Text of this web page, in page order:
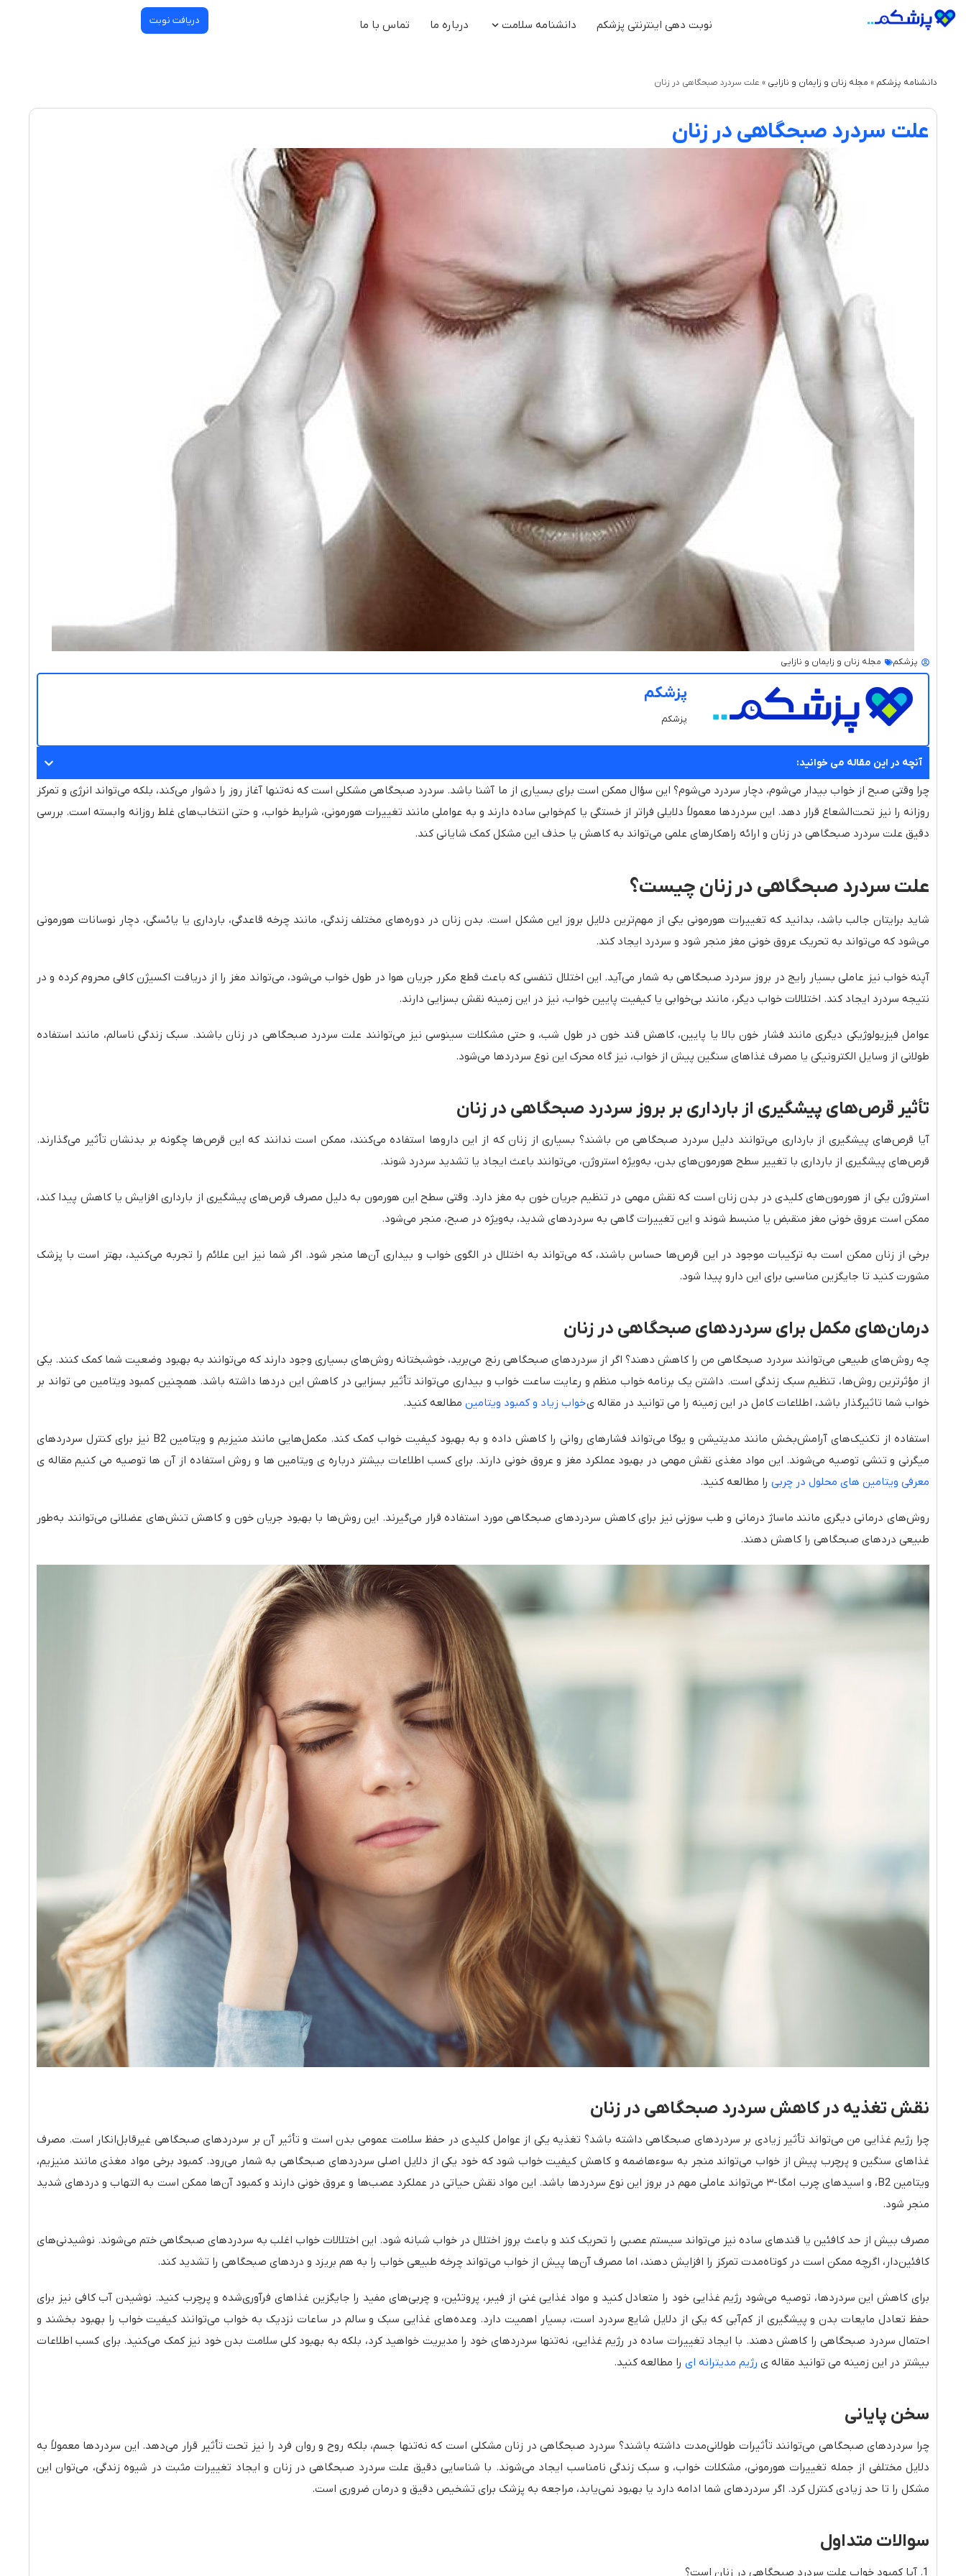
نوبت دهی اینترنتی پزشکم دانشنامه سلامت درباره ما تماس با ما دریافت نوبت
دانشنامه پزشکم » مجله زنان و زایمان و نازایی » علت سردرد صبحگاهی در زنان
علت سردرد صبحگاهی در زنان
پزشکم مجله زنان و زایمان و نازایی
پزشکم
پزشکم
آنچه در این مقاله می خوانید:
چرا وقتی صبح از خواب بیدار می‌شوم، دچار سردرد می‌شوم؟ این سؤال ممکن است برای بسیاری از ما آشنا باشد. سردرد صبحگاهی مشکلی است که نه‌تنها آغاز روز را دشوار می‌کند، بلکه می‌تواند انرژی و تمرکز
روزانه را نیز تحت‌الشعاع قرار دهد. این سردردها معمولاً دلایلی فراتر از خستگی یا کم‌خوابی ساده دارند و به عواملی مانند تغییرات هورمونی، شرایط خواب، و حتی انتخاب‌های غلط روزانه وابسته است. بررسی
دقیق علت سردرد صبحگاهی در زنان و ارائه راهکارهای علمی می‌تواند به کاهش یا حذف این مشکل کمک شایانی کند.
علت سردرد صبحگاهی در زنان چیست؟
شاید برایتان جالب باشد، بدانید که تغییرات هورمونی یکی از مهم‌ترین دلایل بروز این مشکل است. بدن زنان در دوره‌های مختلف زندگی، مانند چرخه قاعدگی، بارداری یا یائسگی، دچار نوسانات هورمونی
می‌شود که می‌تواند به تحریک عروق خونی مغز منجر شود و سردرد ایجاد کند.
آپنه خواب نیز عاملی بسیار رایج در بروز سردرد صبحگاهی به شمار می‌آید. این اختلال تنفسی که باعث قطع مکرر جریان هوا در طول خواب می‌شود، می‌تواند مغز را از دریافت اکسیژن کافی محروم کرده و در
نتیجه سردرد ایجاد کند. اختلالات خواب دیگر، مانند بی‌خوابی یا کیفیت پایین خواب، نیز در این زمینه نقش بسزایی دارند.
عوامل فیزیولوژیکی دیگری مانند فشار خون بالا یا پایین، کاهش قند خون در طول شب، و حتی مشکلات سینوسی نیز می‌توانند علت سردرد صبحگاهی در زنان باشند. سبک زندگی ناسالم، مانند استفاده
طولانی از وسایل الکترونیکی یا مصرف غذاهای سنگین پیش از خواب، نیز گاه محرک این نوع سردردها می‌شود.
تأثیر قرص‌های پیشگیری از بارداری بر بروز سردرد صبحگاهی در زنان
آیا قرص‌های پیشگیری از بارداری می‌توانند دلیل سردرد صبحگاهی من باشند؟ بسیاری از زنان که از این داروها استفاده می‌کنند، ممکن است ندانند که این قرص‌ها چگونه بر بدنشان تأثیر می‌گذارند.
قرص‌های پیشگیری از بارداری با تغییر سطح هورمون‌های بدن، به‌ویژه استروژن، می‌توانند باعث ایجاد یا تشدید سردرد شوند.
استروژن یکی از هورمون‌های کلیدی در بدن زنان است که نقش مهمی در تنظیم جریان خون به مغز دارد. وقتی سطح این هورمون به دلیل مصرف قرص‌های پیشگیری از بارداری افزایش یا کاهش پیدا کند،
ممکن است عروق خونی مغز منقبض یا منبسط شوند و این تغییرات گاهی به سردردهای شدید، به‌ویژه در صبح، منجر می‌شود.
برخی از زنان ممکن است به ترکیبات موجود در این قرص‌ها حساس باشند، که می‌تواند به اختلال در الگوی خواب و بیداری آن‌ها منجر شود. اگر شما نیز این علائم را تجربه می‌کنید، بهتر است با پزشک
مشورت کنید تا جایگزین مناسبی برای این دارو پیدا شود.
درمان‌های مکمل برای سردردهای صبحگاهی در زنان
چه روش‌های طبیعی می‌توانند سردرد صبحگاهی من را کاهش دهند؟ اگر از سردردهای صبحگاهی رنج می‌برید، خوشبختانه روش‌های بسیاری وجود دارند که می‌توانند به بهبود وضعیت شما کمک کنند. یکی
از مؤثرترین روش‌ها، تنظیم سبک زندگی است. داشتن یک برنامه خواب منظم و رعایت ساعت خواب و بیداری می‌تواند تأثیر بسزایی در کاهش این دردها داشته باشد. همچنین کمبود ویتامین می تواند بر
خواب شما تاثیرگذار باشد، اطلاعات کامل در این زمینه را می توانید در مقاله یخواب زیاد و کمبود ویتامین مطالعه کنید.
استفاده از تکنیک‌های آرامش‌بخش مانند مدیتیشن و یوگا می‌تواند فشارهای روانی را کاهش داده و به بهبود کیفیت خواب کمک کند. مکمل‌هایی مانند منیزیم و ویتامین B2 نیز برای کنترل سردردهای
میگرنی و تنشی توصیه می‌شوند. این مواد مغذی نقش مهمی در بهبود عملکرد مغز و عروق خونی دارند. برای کسب اطلاعات بیشتر درباره ی ویتامین ها و روش استفاده از آن ها توصیه می کنیم مقاله ی
معرفی ویتامین های محلول در چربی را مطالعه کنید.
روش‌های درمانی دیگری مانند ماساژ درمانی و طب سوزنی نیز برای کاهش سردردهای صبحگاهی مورد استفاده قرار می‌گیرند. این روش‌ها با بهبود جریان خون و کاهش تنش‌های عضلانی می‌توانند به‌طور
طبیعی دردهای صبحگاهی را کاهش دهند.
نقش تغذیه در کاهش سردرد صبحگاهی در زنان
چرا رژیم غذایی من می‌تواند تأثیر زیادی بر سردردهای صبحگاهی داشته باشد؟ تغذیه یکی از عوامل کلیدی در حفظ سلامت عمومی بدن است و تأثیر آن بر سردردهای صبحگاهی غیرقابل‌انکار است. مصرف
غذاهای سنگین و پرچرب پیش از خواب می‌تواند منجر به سوءهاضمه و کاهش کیفیت خواب شود که خود یکی از دلایل اصلی سردردهای صبحگاهی به شمار می‌رود. کمبود برخی مواد مغذی مانند منیزیم،
ویتامین B2، و اسیدهای چرب امگا-۳ می‌تواند عاملی مهم در بروز این نوع سردردها باشد. این مواد نقش حیاتی در عملکرد عصب‌ها و عروق خونی دارند و کمبود آن‌ها ممکن است به التهاب و دردهای شدید
منجر شود.
مصرف بیش از حد کافئین یا قندهای ساده نیز می‌تواند سیستم عصبی را تحریک کند و باعث بروز اختلال در خواب شبانه شود. این اختلالات خواب اغلب به سردردهای صبحگاهی ختم می‌شوند. نوشیدنی‌های
کافئین‌دار، اگرچه ممکن است در کوتاه‌مدت تمرکز را افزایش دهند، اما مصرف آن‌ها پیش از خواب می‌تواند چرخه طبیعی خواب را به هم بریزد و دردهای صبحگاهی را تشدید کند.
برای کاهش این سردردها، توصیه می‌شود رژیم غذایی خود را متعادل کنید و مواد غذایی غنی از فیبر، پروتئین، و چربی‌های مفید را جایگزین غذاهای فرآوری‌شده و پرچرب کنید. نوشیدن آب کافی نیز برای
حفظ تعادل مایعات بدن و پیشگیری از کم‌آبی که یکی از دلایل شایع سردرد است، بسیار اهمیت دارد. وعده‌های غذایی سبک و سالم در ساعات نزدیک به خواب می‌توانند کیفیت خواب را بهبود بخشند و
احتمال سردرد صبحگاهی را کاهش دهند. با ایجاد تغییرات ساده در رژیم غذایی، نه‌تنها سردردهای خود را مدیریت خواهید کرد، بلکه به بهبود کلی سلامت بدن خود نیز کمک می‌کنید. برای کسب اطلاعات
بیشتر در این زمینه می توانید مقاله ی رژیم مدیترانه ای را مطالعه کنید.
سخن پایانی
چرا سردردهای صبحگاهی می‌توانند تأثیرات طولانی‌مدت داشته باشند؟ سردرد صبحگاهی در زنان مشکلی است که نه‌تنها جسم، بلکه روح و روان فرد را نیز تحت تأثیر قرار می‌دهد. این سردردها معمولاً به
دلایل مختلفی از جمله تغییرات هورمونی، مشکلات خواب، و سبک زندگی نامناسب ایجاد می‌شوند. با شناسایی دقیق علت سردرد صبحگاهی در زنان و ایجاد تغییرات مثبت در شیوه زندگی، می‌توان این
مشکل را تا حد زیادی کنترل کرد. اگر سردردهای شما ادامه دارد یا بهبود نمی‌یابد، مراجعه به پزشک برای تشخیص دقیق و درمان ضروری است.
سوالات متداول
آیا کمبود خواب علت سردرد صبحگاهی در زنان است؟